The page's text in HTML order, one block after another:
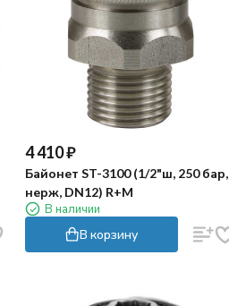
4 410₽
Байонет ST-3100 (1/2"ш, 250 бар,
нерж, DN12) R+M
В наличии
В корзину